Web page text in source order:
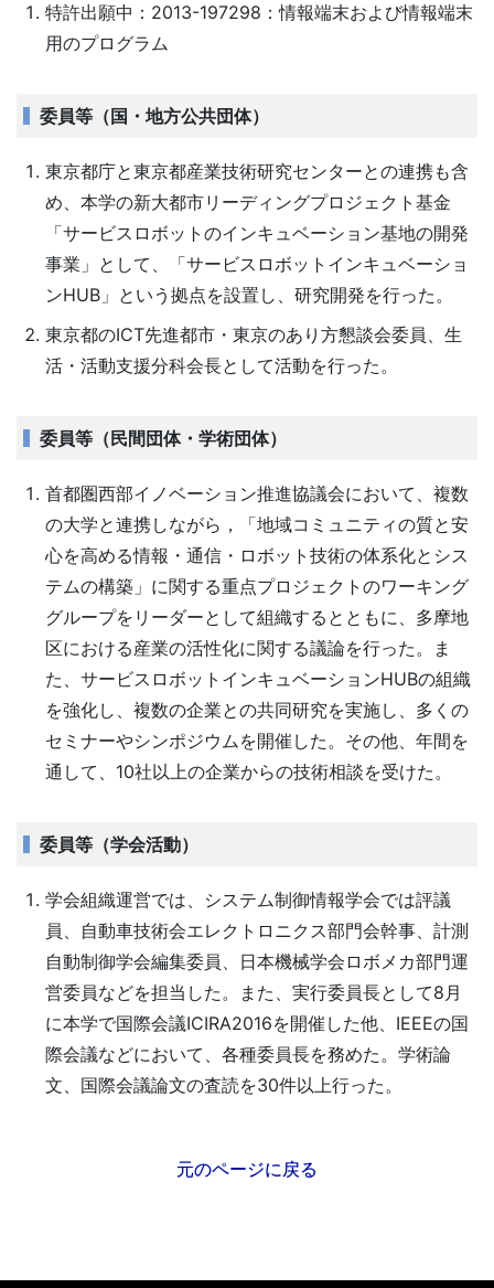
特許出願中：2013-197298：情報端末および情報端末
用のプログラム
委員等（国・地方公共団体）
東京都庁と東京都産業技術研究センターとの連携も含
め、本学の新大都市リーディングプロジェクト基金
「サービスロボットのインキュベーション基地の開発
事業」として、「サービスロボットインキュベーショ
ンHUB」という拠点を設置し、研究開発を行った。
東京都のICT先進都市・東京のあり方懇談会委員、生
活・活動支援分科会長として活動を行った。
委員等（民間団体・学術団体）
首都圏西部イノベーション推進協議会において、複数
の大学と連携しながら，「地域コミュニティの質と安
心を高める情報・通信・ロボット技術の体系化とシス
テムの構築」に関する重点プロジェクトのワーキング
グループをリーダーとして組織するとともに、多摩地
区における産業の活性化に関する議論を行った。ま
た、サービスロボットインキュベーションHUBの組織
を強化し、複数の企業との共同研究を実施し、多くの
セミナーやシンポジウムを開催した。その他、年間を
通して、10社以上の企業からの技術相談を受けた。
委員等（学会活動）
学会組織運営では、システム制御情報学会では評議
員、自動車技術会エレクトロニクス部門会幹事、計測
自動制御学会編集委員、日本機械学会ロボメカ部門運
営委員などを担当した。また、実行委員長として8月
に本学で国際会議ICIRA2016を開催した他、IEEEの国
際会議などにおいて、各種委員長を務めた。学術論
文、国際会議論文の査読を30件以上行った。
元のページに戻る